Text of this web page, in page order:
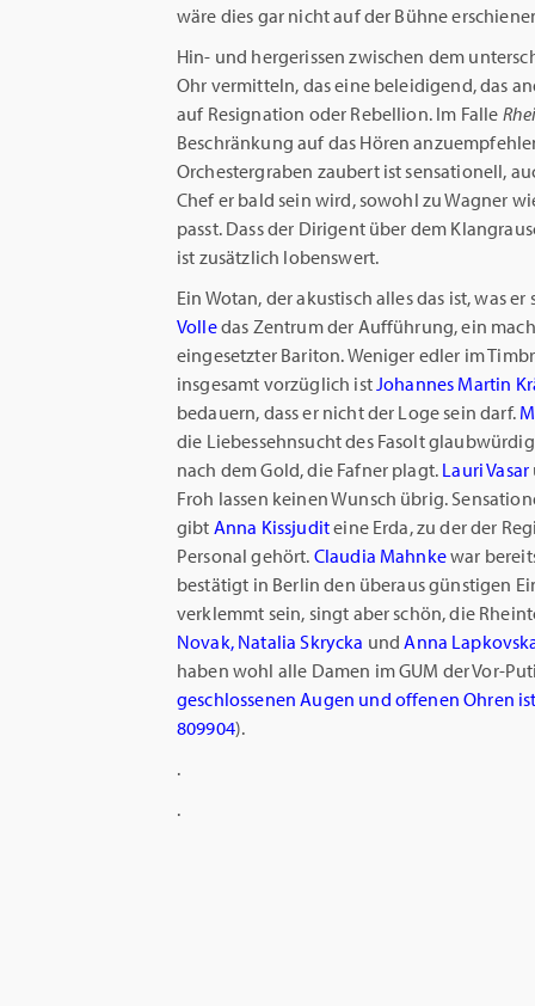
wäre dies gar nicht auf der Bühne
Hin- und hergerissen zwischen dem
Ohr vermitteln, das eine beleidigend, das
auf Resignation oder Rebellion. Im Falle
Beschränkung auf das Hören
Orchestergraben zaubert ist sensationell,
Chef er bald sein wird, sowohl zu Wagner
passt. Dass der Dirigent über dem
ist zusätzlich lobenswert.
Ein Wotan, der akustisch alles das ist, was
Volledas Zentrum der Aufführung, ein
eingesetzter Bariton. Weniger edler im
insgesamt vorzüglich istJohannes Martin
bedauern, dass er nicht der Loge sein darf.
die Liebessehnsucht des Fasolt
nach dem Gold, die Fafner plagt. Lauri Vasar
Froh lassen keinen Wunsch übrig.
gibt Anna Kissjuditeine Erda, zu der der
Personal gehört. Claudia Mahnkewar
bestätigt in Berlin den überaus günstigen
verklemmt sein, singt aber schön, die
Novak, Natalia Skrycka undAnna
haben wohl alle Damen im GUM der Vor-
geschlossenen Augen und offenen Ohren
809904).
.
.